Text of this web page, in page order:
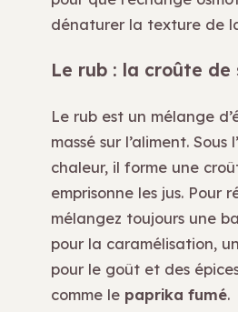
dénaturer la texture de
Le rub : la croûte de
Le rub est un mélange
massé sur l’aliment. Sous
chaleur, il forme une
emprisonne les jus. Pour
mélangez toujours une
pour la caramélisation,
pour le goût et des
comme le paprika fumé.